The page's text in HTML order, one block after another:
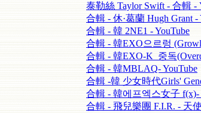
泰勒絲 Taylor Swift - 合輯 -
合輯 - 休·葛蘭 Hugh Grant -
合輯 - 韓 2NE1 - YouTube
合輯 - 韓EXO으르렁
合輯 - 韓EXO-K_중독
合輯 - 韓MBLAQ- YouTube
合輯 -韓 少女時代Girls'
合輯 - 韓에프엑스女子 f(x)-
合輯 - 飛兒樂團 F.I.R. - 天